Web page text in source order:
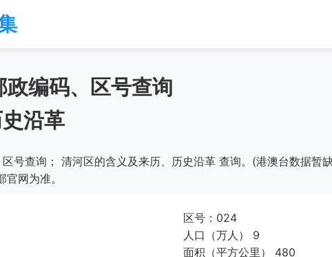
编码、区号查询
沿革
号查询； 清河区的含义及来历、历史沿革 查询。(港澳台数据暂
网为准。
区号：024
人口（万人） 9
面积（平方公里） 480